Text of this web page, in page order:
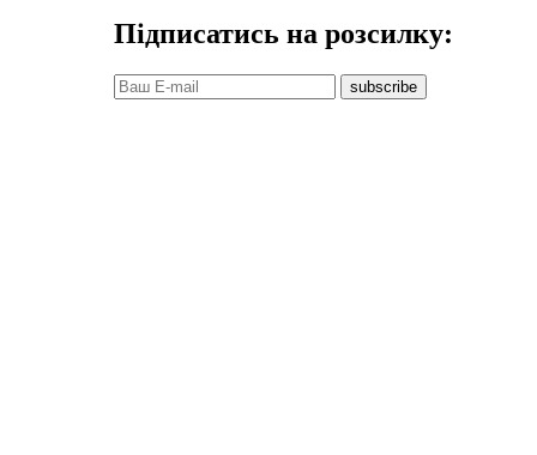
Підписатись на розсилку:
subscribe